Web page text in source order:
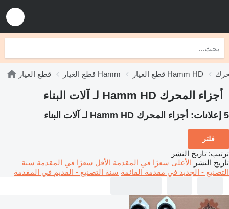
قطع الغيار قطع الغيار Hamm قطع الغيار Hamm HD
أجزاء المحرك Hamm HD لـ آلات البناء
5 إعلانات: أجزاء المحرك Hamm HD لـ آلات البناء
فلتر
ترتيب: تاريخ النشر
تاريخ النشر الأعلى سعرًا في المقدمة الأقل سعرًا في المقدمة سنة
التصنيع - الجديد في مقدمة القائمة سنة التصنيع - القديم في المقدمة